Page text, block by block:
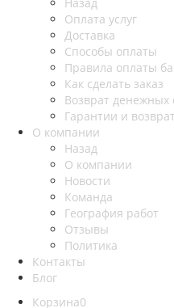
Оплата услуг
Доставка
Способы оплаты
Правила оплаты
Как сделать заказ
Возврат денежных
Гарантии и возврат
О компании
Назад
О компании
Новости
Команда
География работ
Отзывы
Политика
Контакты
Блог
Корзина0